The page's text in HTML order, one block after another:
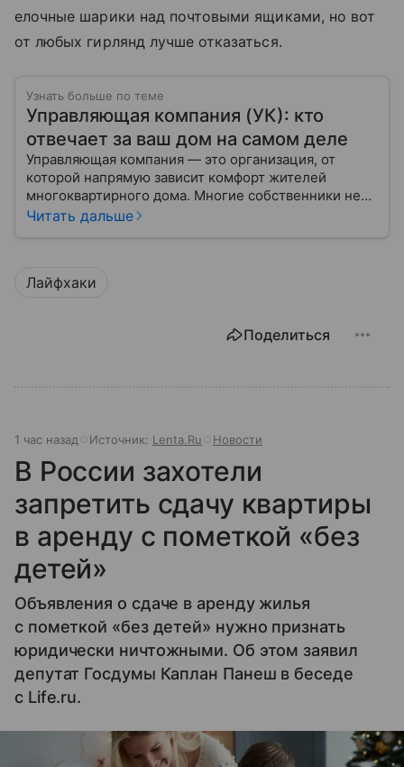
елочные шарики над почтовыми ящиками, но вот
от любых гирлянд лучше отказаться.
Узнать больше по теме
Управляющая компания (УК): кто
отвечает за ваш дом на самом деле
Управляющая компания — это организация, от
которой напрямую зависит комфорт жителей
многоквартирного дома. Многие собственники не
до конца понимают, какие именно услуги УК
Читать дальше
Лайфхаки
Поделиться
1 час назад Источник: Lenta.Ru Новости
В России захотели
запретить сдачу квартиры
в аренду с пометкой «без
детей»
Объявления о сдаче в аренду жилья
с пометкой «без детей» нужно признать
юридически ничтожными. Об этом заявил
депутат Госдумы Каплан Панеш в беседе
с Life.ru.